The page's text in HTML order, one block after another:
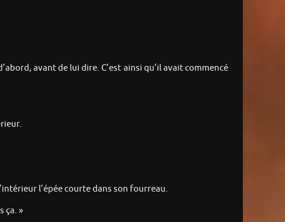
avant de lui dire. C’est ainsi qu’il avait commencé
l’épée courte dans son fourreau.
ça. »